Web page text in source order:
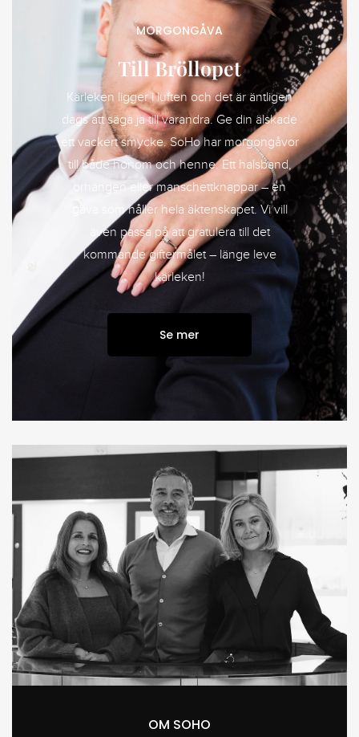
MORGONGÅVA
Till Bröllopet
Kärleken ligger i luften och det är äntligen
dags att säga ja till varandra. Ge din älskade
ett vackert smycke. SoHo har morgongåvor
till både honom och henne. Ett halsband,
örhängen eller manschettknappar – en
gåva som håller hela äktenskapet. Vi vill
även passa på att gratulera till det
kommande giftermålet – länge leve
kärleken!
Se mer
OM SOHO